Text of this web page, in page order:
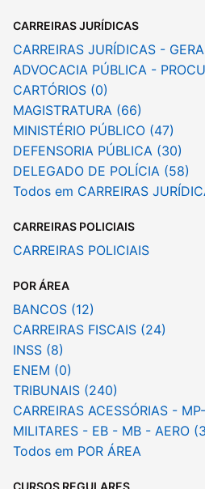
CARREIRAS JURÍDICAS
CARREIRAS JURÍDICAS -
ADVOCACIA PÚBLICA -
CARTÓRIOS (0)
MAGISTRATURA (66)
MINISTÉRIO PÚBLICO (47)
DEFENSORIA PÚBLICA (30)
DELEGADO DE POLÍCIA (58)
Todos em CARREIRAS
CARREIRAS POLICIAIS
CARREIRAS POLICIAIS
POR ÁREA
BANCOS (12)
CARREIRAS FISCAIS (24)
INSS (8)
ENEM (0)
TRIBUNAIS (240)
CARREIRAS ACESSÓRIAS -
MILITARES - EB - MB - AERO
Todos em POR ÁREA